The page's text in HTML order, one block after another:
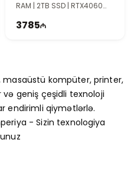
RAM | 2TB SSD | RTX4060
Win11
3785
masaüstü kompüter, printer,
və geniş çeşidli texnoloji
endirimli qiymətlərlə.
- Sizin texnologiya